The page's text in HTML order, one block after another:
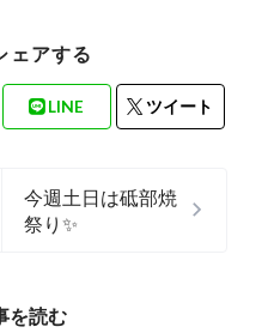
ェアする
LINE ツイート
今週土日は砥部焼
祭り✨
を読む